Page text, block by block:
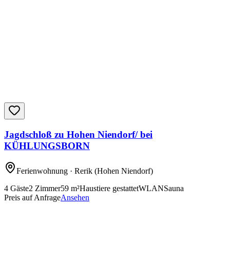
Jagdschloß zu Hohen Niendorf/ bei
KÜHLUNGSBORN
Ferienwohnung · Rerik (Hohen Niendorf)
4 Gäste2 Zimmer59 m²Haustiere gestattetWLANSauna
Preis auf AnfrageAnsehen